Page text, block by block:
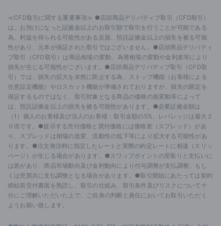
≪CFD取引に関する重要事項≫ ●店頭商品デリバティブ取引（CFD取引）
は、お預けになった証拠金以上のお取引額で取引を行うことが可能である
為、利益を得られる可能性がある反面、預託証拠金以上の損失を被る可能
性があり、元本が保証された取引ではございません。●店頭商品デリバティ
ブ取引（CFD取引）は商品相場の変動、為替相場の変動や金利差等により
損失が生じる可能性がございます。●店頭商品デリバティブ取引（CFD取
引）では、損失の拡大を未然に防止する為、ストップ機能（お客様による
任意設定機能）やロスカット機能が準備されておりますが、損失の限定を
保証するものではなく、取引対象となる商品の価格の急変動等によって
は、預託証拠金以上の損失を被る可能性があります。●必要証拠金額は
（1）個人のお客様及び法人のお客様：取引金額の5%、レバレッジは最大２
０倍です。●提示する売付価格と買付価格には価格差（スプレッド）があ
り、スプレッドは相場の急変、流動性の低下等により拡大する可能性があ
ります。●注文発注時に指定したレートと実際の約定レートに相違（スリッ
ページ）が生じる場合があります。●スワップポイントの受取りと支払いに
は差があり、商品市場動向及び金利動向により付与調整が支払調整、もし
くは売買共に支払調整となる場合があります。●取引開始にあたっては契約
締結前交付書面を熟読し、取引の仕組み、取引条件及びリスクについて十
分にご理解いただいた上で、ご自身の判断と責任においてお取引いただく
ようお願い致します。